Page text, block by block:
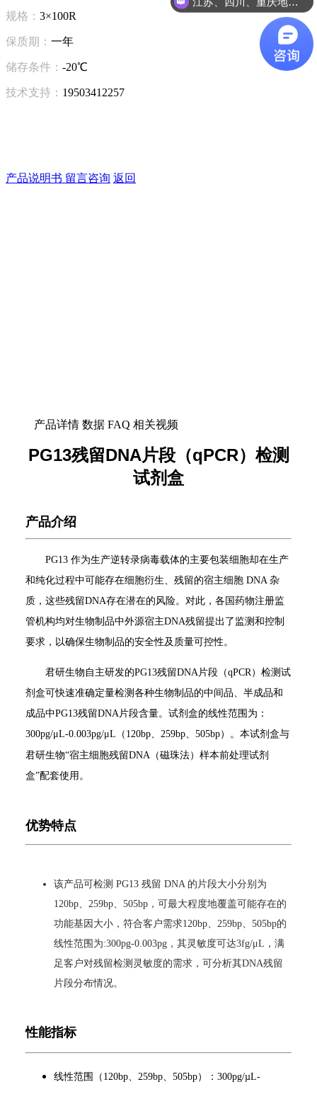
规格： 3×100R
保质期： 一年
储存条件： -20℃
技术支持： 19503412257
产品说明书 留言咨询 返回
产品详情 数据 FAQ 相关视频
PG13残留DNA片段（qPCR）检测
试剂盒
产品介绍
PG13 作为生产逆转录病毒载体的主要包装细胞却在生产
和纯化过程中可能存在细胞衍生、残留的宿主细胞 DNA 杂
质，这些残留DNA存在潜在的风险。对此，各国药物注册监
管机构均对生物制品中外源宿主DNA残留提出了监测和控制
要求，以确保生物制品的安全性及质量可控性。
君研生物自主研发的PG13残留DNA片段（qPCR）检测试
剂盒可快速准确定量检测各种生物制品的中间品、半成品和
成品中PG13残留DNA片段含量。试剂盒的线性范围为：
300pg/μL-0.003pg/μL（120bp、259bp、505bp）。本试剂盒与
君研生物“宿主细胞残留DNA（磁珠法）样本前处理试剂
盒”配套使用。
优势特点
该产品可检测 PG13 残留 DNA 的片段大小分别为
120bp、259bp、505bp，可最大程度地覆盖可能存在的
功能基因大小，符合客户需求120bp、259bp、505bp的
线性范围为:300pg-0.003pg，其灵敏度可达3fg/μL，满
足客户对残留检测灵敏度的需求，可分析其DNA残留
片段分布情况。
性能指标
线性范围（120bp、259bp、505bp）：300pg/µL-